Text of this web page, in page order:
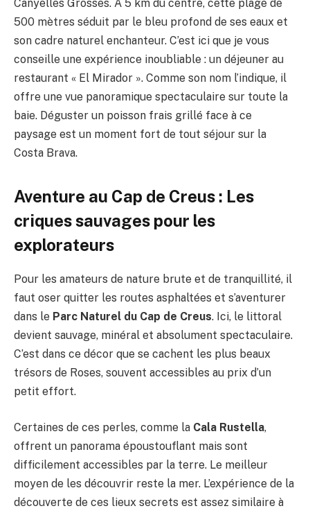
Canyelles Grosses. À 5 km du centre, cette plage de
500 mètres séduit par le bleu profond de ses eaux et
son cadre naturel enchanteur. C’est ici que je vous
conseille une expérience inoubliable : un déjeuner au
restaurant « El Mirador ». Comme son nom l’indique, il
offre une vue panoramique spectaculaire sur toute la
baie. Déguster un poisson frais grillé face à ce
paysage est un moment fort de tout séjour sur la
Costa Brava.
Aventure au Cap de Creus : Les
criques sauvages pour les
explorateurs
Pour les amateurs de nature brute et de tranquillité, il
faut oser quitter les routes asphaltées et s’aventurer
dans le Parc Naturel du Cap de Creus. Ici, le littoral
devient sauvage, minéral et absolument spectaculaire.
C’est dans ce décor que se cachent les plus beaux
trésors de Roses, souvent accessibles au prix d’un
petit effort.
Certaines de ces perles, comme la Cala Rustella,
offrent un panorama époustouflant mais sont
difficilement accessibles par la terre. Le meilleur
moyen de les découvrir reste la mer. L’expérience de la
découverte de ces lieux secrets est assez similaire à